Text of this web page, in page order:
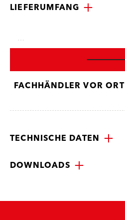
LIEFERUMFANG
…
FACHHÄNDLER VOR ORT
TECHNISCHE DATEN
DOWNLOADS